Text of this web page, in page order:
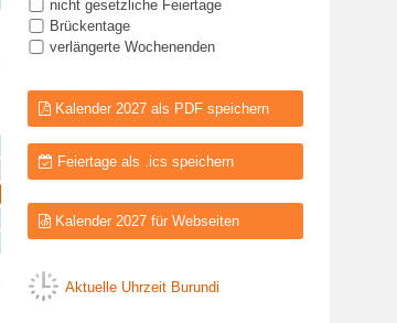
nicht gesetzliche Feiertage
Brückentage
verlängerte Wochenenden
Kalender 2027 als PDF speichern
Feiertage als .ics speichern
Kalender 2027 für Webseiten
Aktuelle Uhrzeit Burundi